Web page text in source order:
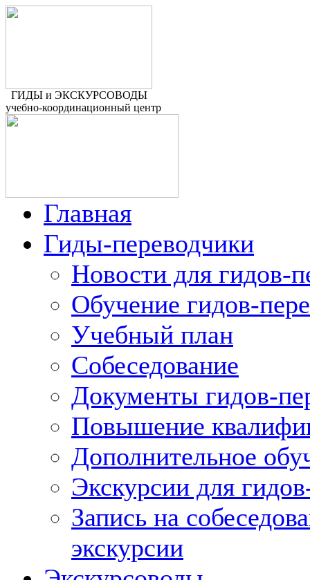
ГИДЫ и ЭКСКУРСОВОДЫ
учебно-координационный центр
Главная
Гиды-переводчики
Новости для гидов-
Обучение гидов-
Учебный план
Собеседование
Документы гидов-
Повышение
Дополнительное
Экскурсии для
Запись на
экскурсии